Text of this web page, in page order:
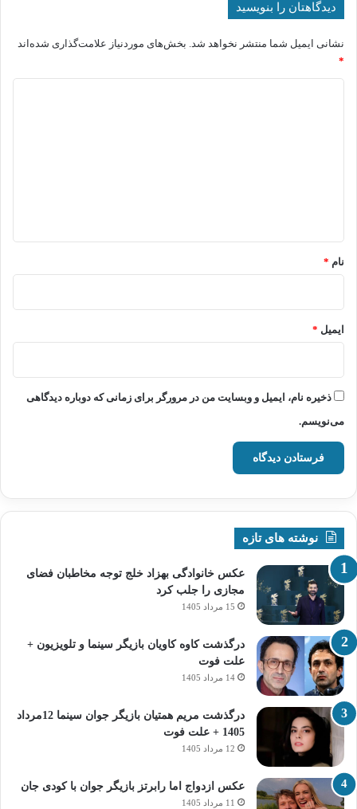
دیدگاهتان را بنویسید
نشانی ایمیل شما منتشر نخواهد شد. بخش‌های موردنیاز علامت‌گذاری شده‌اند
*
نام *
ایمیل *
ذخیره نام، ایمیل و وبسایت من در مرورگر برای زمانی که دوباره دیدگاهی
می‌نویسم.
نوشته های تازه
عکس خانوادگی بهزاد خلج توجه مخاطبان فضای
مجازی را جلب کرد
15 مرداد 1405
درگذشت کاوه کاویان بازیگر سینما و تلویزیون +
علت فوت
14 مرداد 1405
درگذشت مریم همتیان بازیگر جوان سینما 12مرداد
1405 + علت فوت
12 مرداد 1405
عکس ازدواج اما رابرتز بازیگر جوان با کودی جان
11 مرداد 1405